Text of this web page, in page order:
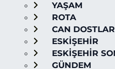
YAŞAM
ROTA
CAN DOSTLAR
ESKİŞEHİR
ESKİŞEHİR
GÜNDEM